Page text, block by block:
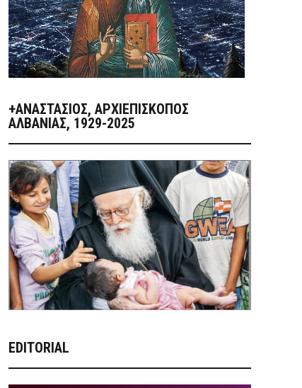
+ΑΝΑΣΤΆΣΙΟΣ, ΑΡΧΙΕΠΊΣΚΟΠΟΣ
ΑΛΒΑΝΊΑΣ, 1929-2025
EDITORIAL